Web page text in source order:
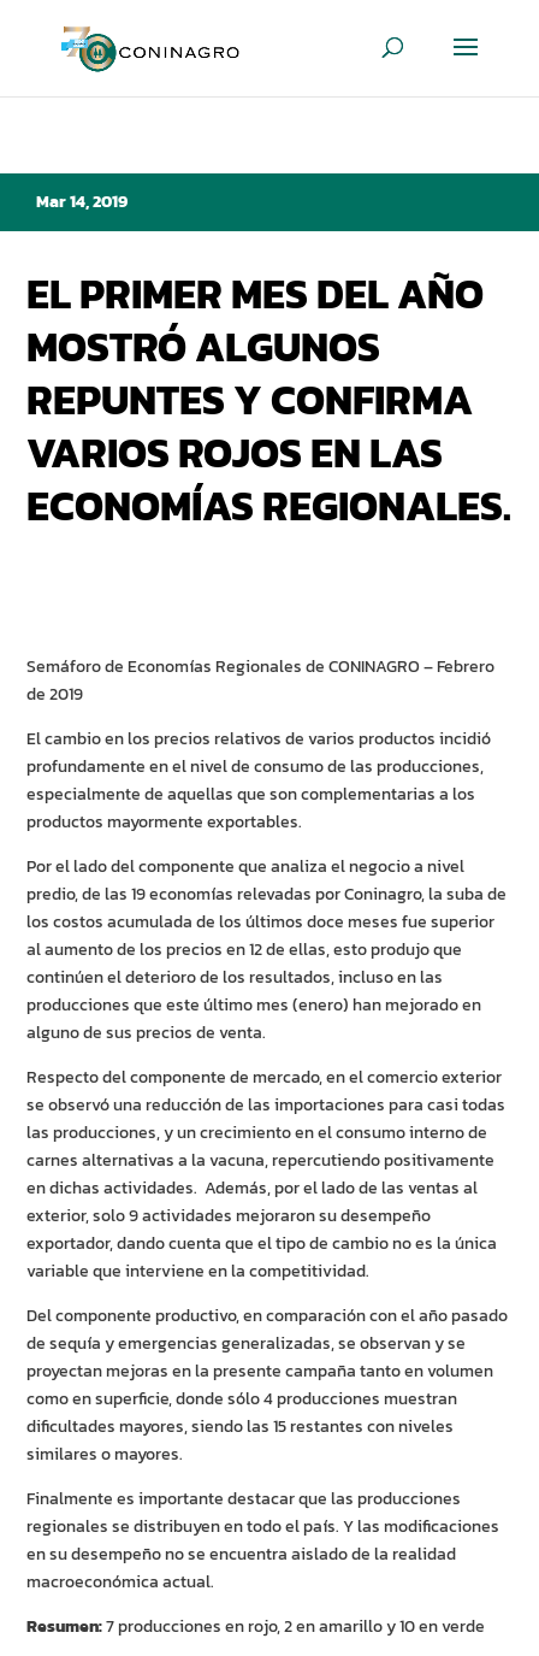
Mar 14, 2019
EL PRIMER MES DEL AÑO
MOSTRÓ ALGUNOS
REPUNTES Y CONFIRMA
VARIOS ROJOS EN LAS
ECONOMÍAS REGIONALES.
Semáforo de Economías Regionales de CONINAGRO – Febrero
de 2019
El cambio en los precios relativos de varios productos incidió
profundamente en el nivel de consumo de las producciones,
especialmente de aquellas que son complementarias a los
productos mayormente exportables.
Por el lado del componente que analiza el negocio a nivel
predio, de las 19 economías relevadas por Coninagro, la suba de
los costos acumulada de los últimos doce meses fue superior
al aumento de los precios en 12 de ellas, esto produjo que
continúen el deterioro de los resultados, incluso en las
producciones que este último mes (enero) han mejorado en
alguno de sus precios de venta.
Respecto del componente de mercado, en el comercio exterior
se observó una reducción de las importaciones para casi todas
las producciones, y un crecimiento en el consumo interno de
carnes alternativas a la vacuna, repercutiendo positivamente
en dichas actividades. Además, por el lado de las ventas al
exterior, solo 9 actividades mejoraron su desempeño
exportador, dando cuenta que el tipo de cambio no es la única
variable que interviene en la competitividad.
Del componente productivo, en comparación con el año pasado
de sequía y emergencias generalizadas, se observan y se
proyectan mejoras en la presente campaña tanto en volumen
como en superficie, donde sólo 4 producciones muestran
dificultades mayores, siendo las 15 restantes con niveles
similares o mayores.
Finalmente es importante destacar que las producciones
regionales se distribuyen en todo el país. Y las modificaciones
en su desempeño no se encuentra aislado de la realidad
macroeconómica actual.
Resumen:7 producciones en rojo, 2 en amarillo y 10 en verde